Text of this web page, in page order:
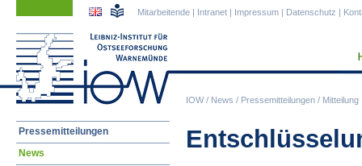
IOW/ News / Pressemitteilungen / Mitteilung
Mitarbeitende | Intranet | Impressum | Datenschutz |
Navigation
Pressemitteilungen
News